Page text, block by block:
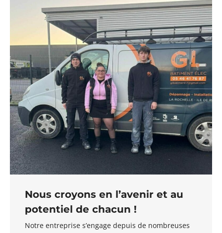
Nous croyons en l’avenir et au
potentiel de chacun !
Notre entreprise s’engage depuis de nombreuses